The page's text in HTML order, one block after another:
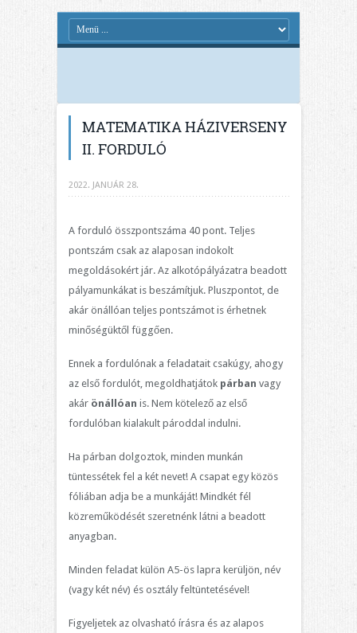
MATEMATIKA HÁZIVERSENY
II. FORDULÓ
2022. JANUÁR 28.
A forduló összpontszáma 40 pont. Teljes
pontszám csak az alaposan indokolt
megoldásokért jár. Az alkotópályázatra beadott
pályamunkákat is beszámítjuk. Pluszpontot, de
akár önállóan teljes pontszámot is érhetnek
minőségüktől függően.
Ennek a fordulónak a feladatait csakúgy, ahogy
az első fordulót, megoldhatjátok párban vagy
akár önállóan is. Nem kötelező az első
fordulóban kialakult pároddal indulni.
Ha párban dolgoztok, minden munkán
tüntessétek fel a két nevet! A csapat egy közös
fóliában adja be a munkáját! Mindkét fél
közreműködését szeretnénk látni a beadott
anyagban.
Minden feladat külön A5-ös lapra kerüljön, név
(vagy két név) és osztály feltüntetésével!
Figyeljetek az olvasható írásra és az alapos